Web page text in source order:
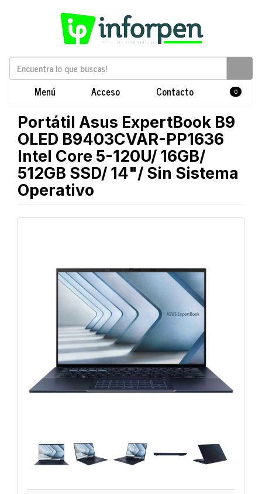
Menú Acceso Contacto 0
Portátil Asus ExpertBook B9
OLED B9403CVAR-PP1636
Intel Core 5-120U/ 16GB/
512GB SSD/ 14"/ Sin Sistema
Operativo